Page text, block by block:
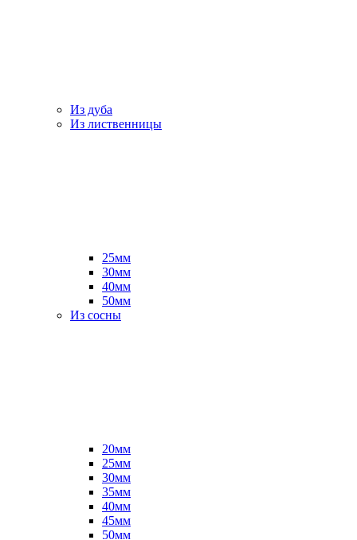
Из дуба
Из лиственницы
25мм
30мм
40мм
50мм
Из сосны
20мм
25мм
30мм
35мм
40мм
45мм
50мм